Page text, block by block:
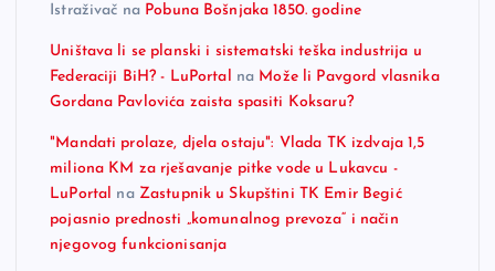
Istraživač na Pobuna Bošnjaka 1850. godine
Uništava li se planski i sistematski teška industrija u
Federaciji BiH? - LuPortal
na Može li Pavgord vlasnika
Gordana Pavlovića zaista spasiti Koksaru?
"Mandati prolaze, djela ostaju": Vlada TK izdvaja 1,5
miliona KM za rješavanje pitke vode u Lukavcu -
LuPortal na Zastupnik u Skupštini TK Emir Begić
pojasnio prednosti „komunalnog prevoza“ i način
njegovog funkcionisanja